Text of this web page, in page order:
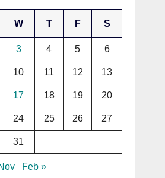
W T F S
3 4 5 6
10 11 12 13
17 18 19 20
24 25 26 27
31
Feb »